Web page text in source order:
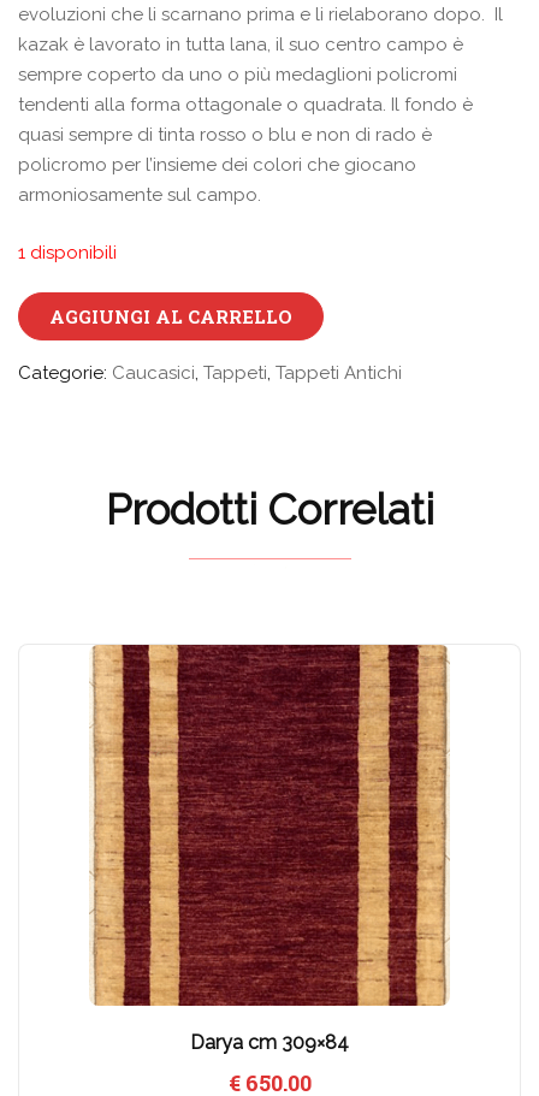
evoluzioni che li scarnano prima e li rielaborano dopo. Il
kazak è lavorato in tutta lana, il suo centro campo è
sempre coperto da uno o più medaglioni policromi
tendenti alla forma ottagonale o quadrata. Il fondo è
quasi sempre di tinta rosso o blu e non di rado è
policromo per l’insieme dei colori che giocano
armoniosamente sul campo.
1 disponibili
AGGIUNGI AL CARRELLO
Categorie: Caucasici, Tappeti, Tappeti Antichi
Prodotti Correlati
Darya cm 309×84
€650.00